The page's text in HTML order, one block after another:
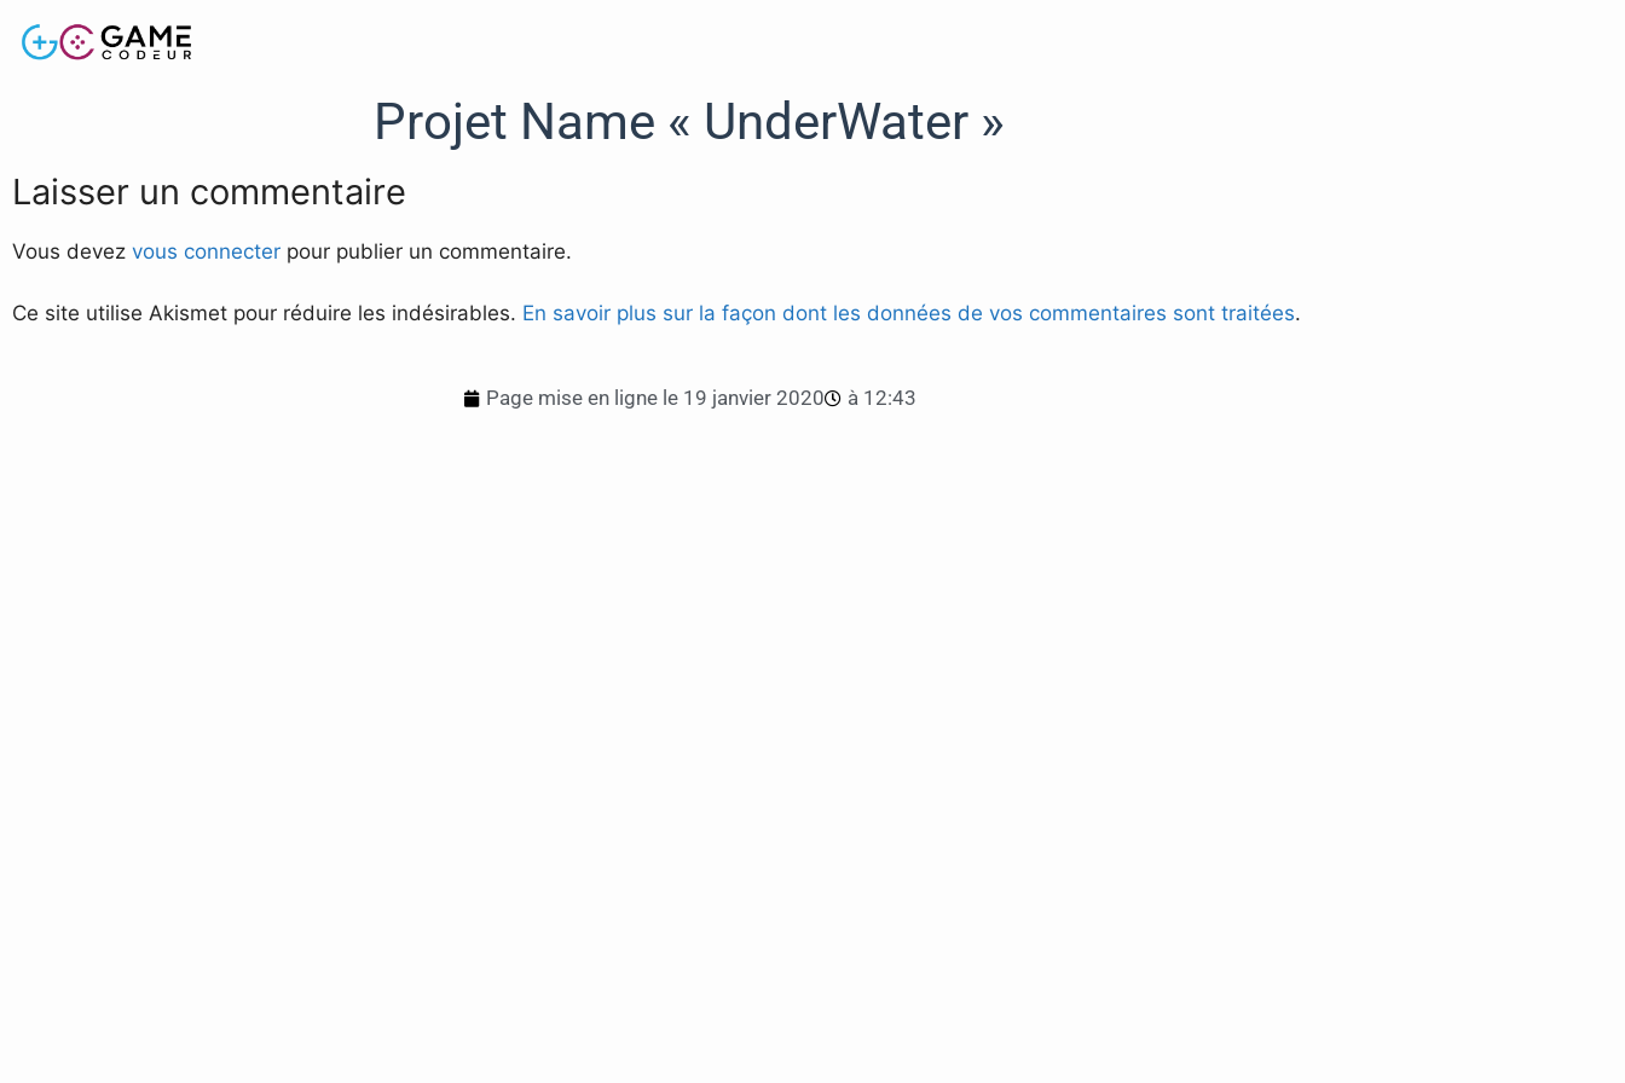
Projet Name « UnderWater »
Laisser un commentaire
Vous devez vous connecter pour publier un commentaire.
Ce site utilise Akismet pour réduire les indésirables. En savoir plus sur la façon dont les données de vos commentaires sont traitées.
Page mise en ligne le 19 janvier 2020 à 12:43